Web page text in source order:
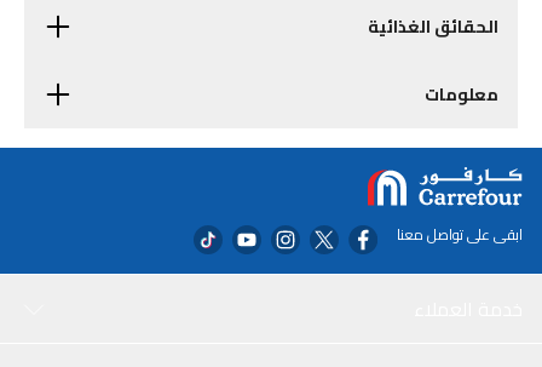
الحقائق الغذائية
معلومات
ابقى على تواصل معنا